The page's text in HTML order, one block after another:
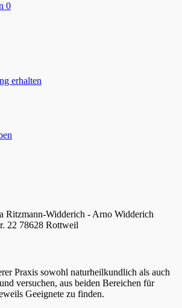
0
erhalten
Ritzmann-Widderich - Arno Widderich
22 78628 Rottweil
Praxis sowohl naturheilkundlich als auch
versuchen, aus beiden Bereichen für
Geeignete zu finden.